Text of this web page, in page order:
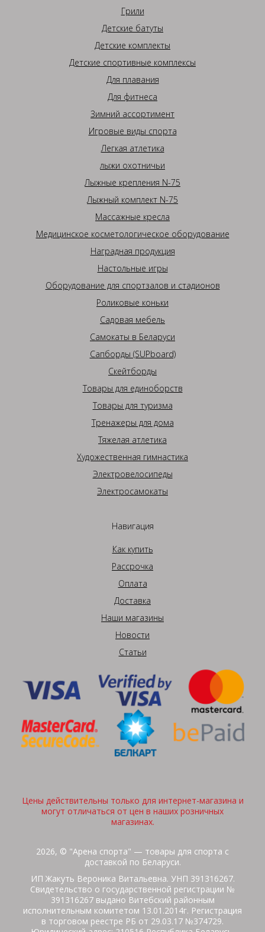
Грили
Детские батуты
Детские комплекты
Детские спортивные комплексы
Для плавания
Для фитнеса
Зимний ассортимент
Игровые виды спорта
Легкая атлетика
лыжи охотничьи
Лыжные крепления N-75
Лыжный комплект N-75
Массажные кресла
Медицинское косметологическое оборудование
Наградная продукция
Настольные игры
Оборудование для спортзалов и стадионов
Роликовые коньки
Садовая мебель
Самокаты в Беларуси
Сапборды (SUPboard)
Скейтборды
Товары для единоборств
Товары для туризма
Тренажеры для дома
Тяжелая атлетика
Художественная гимнастика
Электровелосипеды
Электросамокаты
Навигация
Как купить
Рассрочка
Оплата
Доставка
Наши магазины
Новости
Статьи
Цены действительны только для интернет-магазина и
могут отличаться от цен в наших розничных
магазинах.
2026, © "Арена спорта" — товары для спорта с
доставкой по Беларуси.
ИП Жакуть Вероника Витальевна. УНП 391316267.
Свидетельство о государственной регистрации №
391316267 выдано Витебский районным
исполнительным комитетом 13.01.2014г. Регистрация
в торговом реестре РБ от 29.03.17 №374729.